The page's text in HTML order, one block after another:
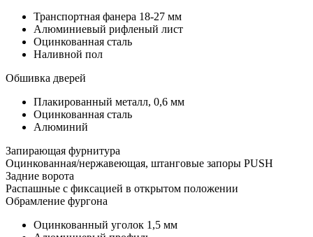
Транспортная фанера 18-27 мм
Алюминиевый рифленый лист
Оцинкованная сталь
Наливной пол
Обшивка дверей
Плакированный металл, 0,6 мм
Оцинкованная сталь
Алюминий
Запирающая фурнитура
Оцинкованная/нержавеющая, штанговые запоры PUSH
Задние ворота
Распашные с фиксацией в открытом положении
Обрамление фургона
Оцинкованный уголок 1,5 мм